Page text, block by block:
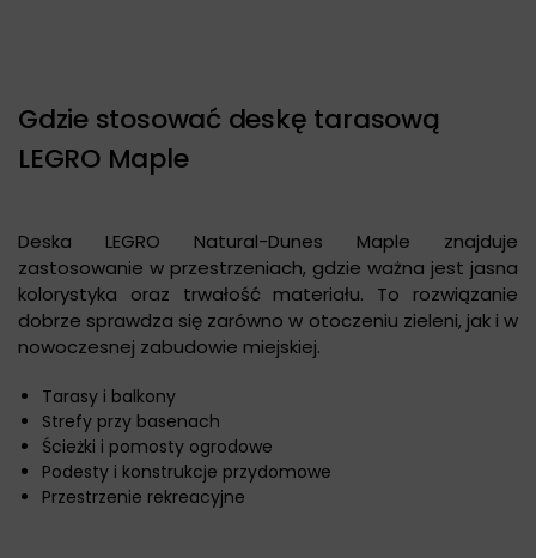
Gdzie stosować deskę tarasową
LEGRO Maple
Deska LEGRO Natural-Dunes Maple znajduje
zastosowanie w przestrzeniach, gdzie ważna jest jasna
kolorystyka oraz trwałość materiału. To rozwiązanie
dobrze sprawdza się zarówno w otoczeniu zieleni, jak i w
nowoczesnej zabudowie miejskiej.
Tarasy i balkony
Strefy przy basenach
Ścieżki i pomosty ogrodowe
Podesty i konstrukcje przydomowe
Przestrzenie rekreacyjne